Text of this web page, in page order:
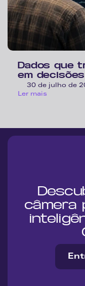
Dados que
em decisões
30 de julho de
Ler mais
câmera